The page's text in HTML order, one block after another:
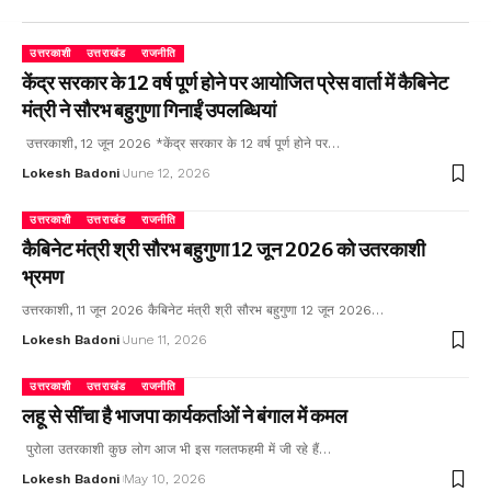
उत्तरकाशी उत्तराखंड राजनीति
केंद्र सरकार के 12 वर्ष पूर्ण होने पर आयोजित प्रेस वार्ता में कैबिनेट
मंत्री ने सौरभ बहुगुणा गिनाईं उपलब्धियां
उत्तरकाशी, 12 जून 2026 *केंद्र सरकार के 12 वर्ष पूर्ण होने पर…
Lokesh Badoni June 12, 2026
उत्तरकाशी उत्तराखंड राजनीति
कैबिनेट मंत्री श्री सौरभ बहुगुणा 12 जून 2026 को उतरकाशी
भ्रमण
उत्तरकाशी, 11 जून 2026 कैबिनेट मंत्री श्री सौरभ बहुगुणा 12 जून 2026…
Lokesh Badoni June 11, 2026
उत्तरकाशी उत्तराखंड राजनीति
लहू से सींचा है भाजपा कार्यकर्ताओं ने बंगाल में कमल
पुरोला उतरकाशी कुछ लोग आज भी इस गलतफहमी में जी रहे हैं…
Lokesh Badoni May 10, 2026